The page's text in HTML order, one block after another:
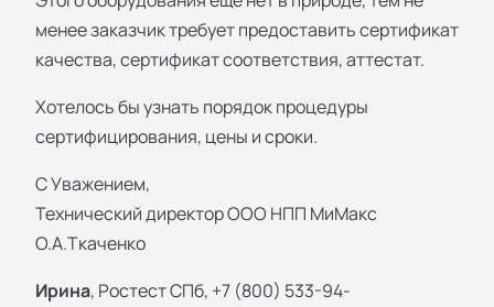
менее заказчик требует предоставить сертификат
качества, сертификат соответствия, аттестат.
Хотелось бы узнать порядок процедуры
сертифицирования, цены и сроки.
С Уважением,
Технический директор ООО НПП МиМакс
О.А.Ткаченко
Ирина, Ростест СПб, +7 (800) 533-94-